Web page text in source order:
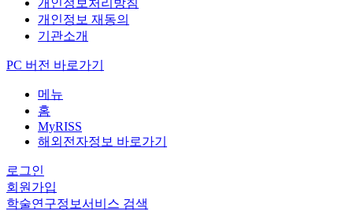
개인정보 재동의
기관소개
PC 버전 바로가기
메뉴
홈
MyRISS
해외전자정보 바로가기
로그인
회원가입
학술연구정보서비스 검색